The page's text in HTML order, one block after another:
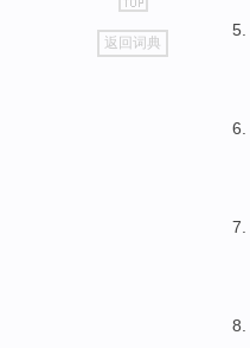
go
top
返回词典